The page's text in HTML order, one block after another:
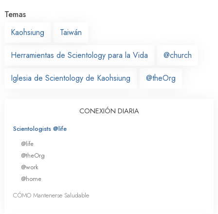
Temas
Kaohsiung
Taiwán
Herramientas de Scientology para la Vida @church
Iglesia de Scientology de Kaohsiung @theOrg
CONEXIÓN DIARIA
Scientologists @life
@life
@theOrg
@work
@home
CÓMO Mantenerse Saludable